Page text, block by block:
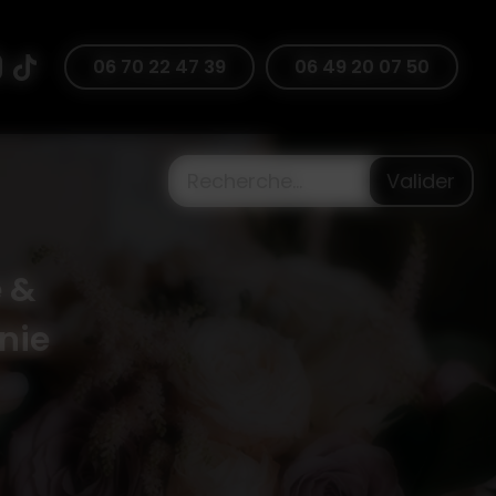
06 70 22 47 39 06 49 20 07 50
Valider